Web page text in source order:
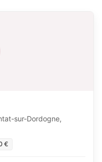
sur-Dordogne,
€